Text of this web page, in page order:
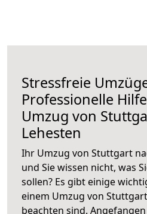
Stressfreie
Professionelle
Umzug von
Lehesten
Ihr Umzug von Stuttgart
und Sie wissen nicht, was
sollen? Es gibt einige
einem Umzug von
beachten sind.